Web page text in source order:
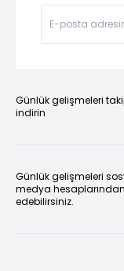
Günlük gelişmeleri
indirin
Günlük gelişmeleri
medya
edebilirsiniz.